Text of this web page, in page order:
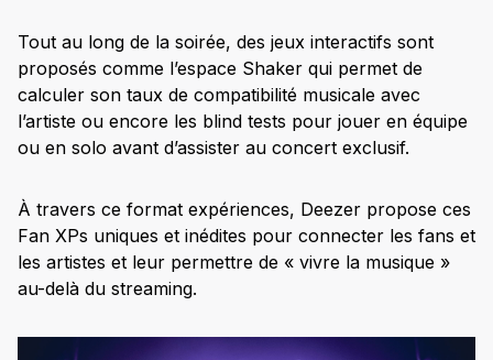
Tout au long de la soirée, des jeux interactifs sont
proposés comme l’espace Shaker qui permet de
calculer son taux de compatibilité musicale avec
l’artiste ou encore les blind tests pour jouer en équipe
ou en solo avant d’assister au concert exclusif.
À travers ce format expériences, Deezer propose ces
Fan XPs uniques et inédites pour connecter les fans et
les artistes et leur permettre de « vivre la musique »
au-delà du streaming.